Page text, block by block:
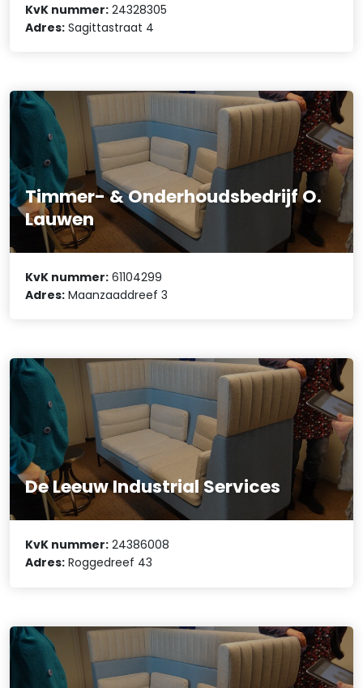
KvK nummer: 24328305
Adres: Sagittastraat 4
Timmer- & Onderhoudsbedrijf O.
Lauwen
KvK nummer: 61104299
Adres: Maanzaaddreef 3
De Leeuw Industrial Services
KvK nummer: 24386008
Adres: Roggedreef 43